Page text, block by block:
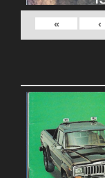
›
»